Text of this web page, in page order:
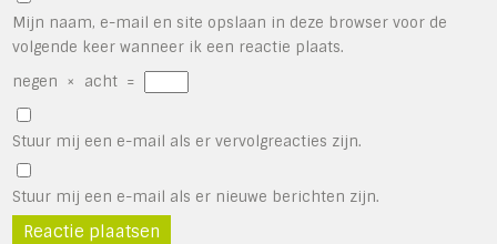
Mijn naam, e-mail en site opslaan in deze browser voor de
volgende keer wanneer ik een reactie plaats.
negen × acht =
Stuur mij een e-mail als er vervolgreacties zijn.
Stuur mij een e-mail als er nieuwe berichten zijn.